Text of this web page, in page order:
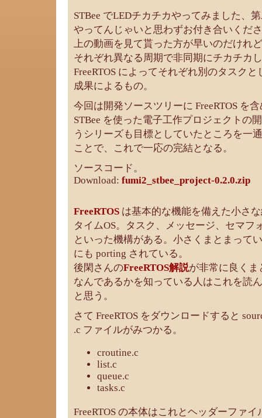
STBee でLEDチカチカやってみました、
やってんじゃいと思わずお付き合いくだ
上の動画を見て貰った方が早いのだけれ
それぞれ異なる周期で非同期にチカチカ
FreeRTOS によってそれぞれ別のタスク
成果によるもの。
今回は開発ソースツリーに FreeRTOS を
STBee を使った電子工作プロジェクトの
うシリーズも目標としていたところを一
ことで、これで一応の完結となる。
ソースコード。
Download: fumi2_stbee_project-0.2.0.zip
FreeRTOS は基本的な機能を備えた小さ
タイムOS。タスク、メッセージ、セマフ
といった機構がある。小さくまとまって
にも porting されている。
後閑さんのFreeRTOS解説が非常に良くま
なんであるかを知っている人はこれを読
と思う。
さて FreeRTOS をダウンロードすると
.c ファイルがみつかる。
croutine.c
list.c
queue.c
tasks.c
FreeRTOS の本体はこれとヘッダーファ